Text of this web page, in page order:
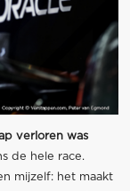
verloren was
de hele race.
mijzelf: het maakt